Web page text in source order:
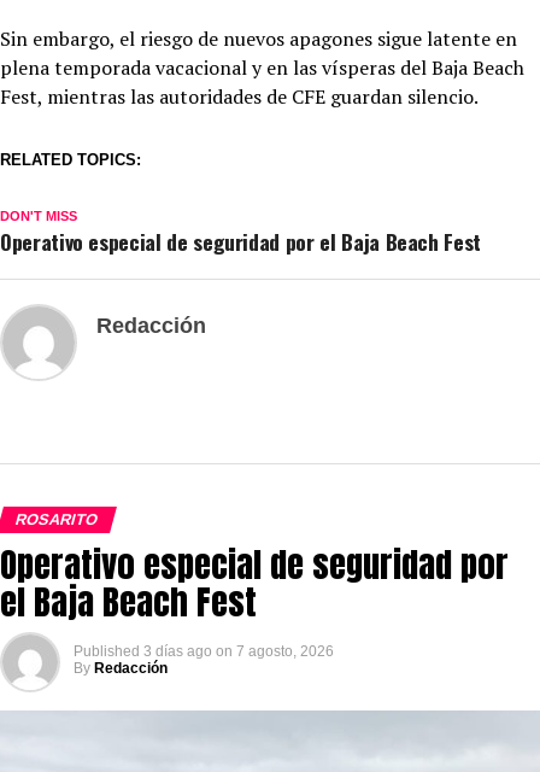
Sin embargo, el riesgo de nuevos apagones sigue latente en
plena temporada vacacional y en las vísperas del Baja Beach
Fest, mientras las autoridades de CFE guardan silencio.
RELATED TOPICS:
DON'T MISS
Operativo especial de seguridad por el Baja Beach Fest
Redacción
ROSARITO
Operativo especial de seguridad por
el Baja Beach Fest
Published 3 días ago on 7 agosto, 2026
By Redacción